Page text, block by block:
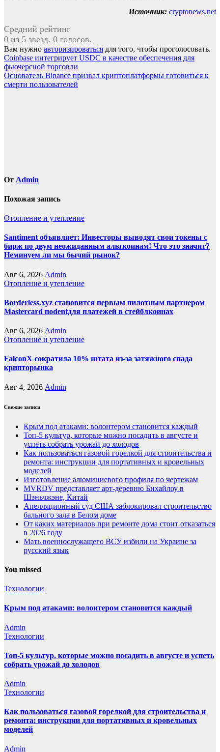
Источник: cryptonews.net
Средний рейтинг
0 из 5 звезд. 0 голосов.
Вам нужно авторизироваться для того, чтобы проголосовать.
Навигация
по
записям
Coinbase интегрирует USDC в качестве обеспечения для
фьючерсной торговли
Основатель Binance призвал криптоплатформы готовиться к
смерти пользователей
От Admin
Похожая запись
Отопление и утепление
Santiment объявляет: Инвесторы выводят свои токены с
бирж по двум неожиданным альткоинам! Что это значит?
Неминуем ли мы бычий рынок?
Авг 6, 2026 Admin
Отопление и утепление
Borderless.xyz становится первым пилотным партнером
Mastercard поdentдля платежей в стейблкоинах
Авг 6, 2026 Admin
Отопление и утепление
FalconX сократила 10% штата из-за затяжного спада
крипторынка
Авг 4, 2026 Admin
Свежие записи
Крым под атаками: волонтером становится каждый
Топ-5 культур, которые можно посадить в августе и
успеть собрать урожай до холодов
Как пользоваться газовой горелкой для строительства и
ремонта: инструкции для портативных и кровельных
моделей
Изготовление алюминиевого профиля по чертежам
MVRDV представляет арт-деревню Бихайлоу в
Шэньчжэне, Китай
Апелляционный суд США заблокировал строительство
бального зала в Белом доме
От каких материалов при ремонте дома стоит отказаться
в 2026 году
Мать военнослужащего ВСУ избили на Украине за
русский язык
You missed
Технологии
Крым под атаками: волонтером становится каждый
Admin
Технологии
Топ-5 культур, которые можно посадить в августе и успеть
собрать урожай до холодов
Admin
Технологии
Как пользоваться газовой горелкой для строительства и
ремонта: инструкции для портативных и кровельных
моделей
Admin